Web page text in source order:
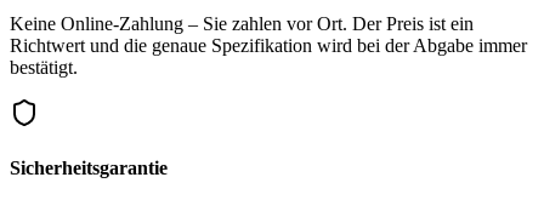
Keine Online-Zahlung – Sie zahlen vor Ort. Der Preis ist ein
Richtwert und die genaue Spezifikation wird bei der Abgabe immer
bestätigt.
Sicherheitsgarantie